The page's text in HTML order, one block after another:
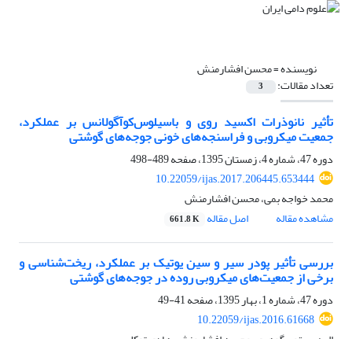
نویسنده =محسن افشارمنش
تعداد مقالات: 3
تأثیر نانوذرات اکسید روی و باسیلوس‌کوآگولانس بر عملکرد،
جمعیت میکروبی و فراسنجه‌های خونی جوجه‌های گوشتی
دوره 47، شماره 4، زمستان 1395، صفحه
489-498
10.22059/ijas.2017.206445.653444
محمد خواجه بمی، محسن افشارمنش
مشاهده مقاله
اصل مقاله 661.8 K
بررسی تأثیر پودر سیر و سین‌ یوتیک بر عملکرد، ریخت‌شناسی و
برخی از جمعیت‌های میکروبی روده در جوجه‌های گوشتی
دوره 47، شماره 1، بهار 1395، صفحه
41-49
10.22059/ijas.2016.61668